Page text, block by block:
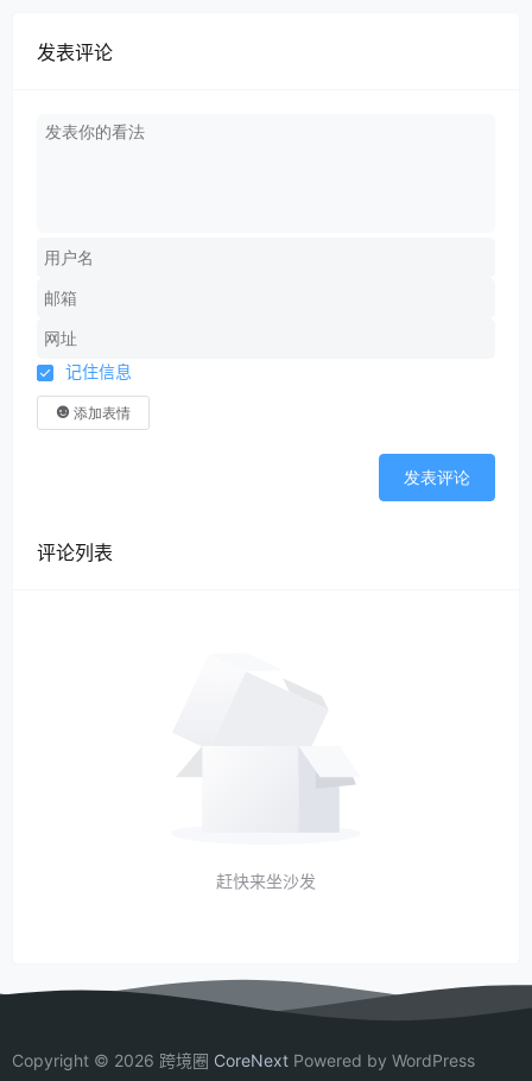
发表评论
记住信息
添加表情
发表评论
评论列表
赶快来坐沙发
Copyright © 2026 跨境圈 CoreNext Powered by WordPress